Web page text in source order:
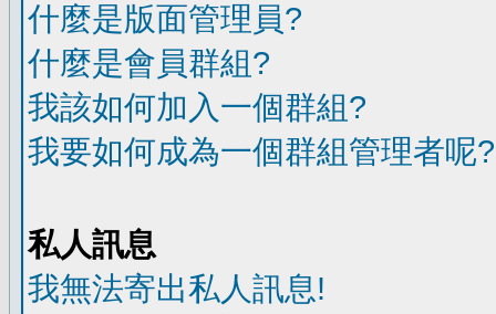
什麼是版面管理員?
什麼是會員群組?
我該如何加入一個群組?
我要如何成為一個群組管理者呢?
私人訊息
我無法寄出私人訊息!